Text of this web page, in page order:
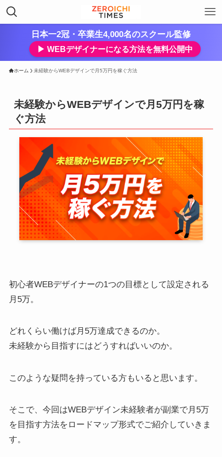
日本一2冠・卒業生4,000名のスクール監修
▶︎ WEBデザイナーになる方法を無料公開中
ホーム 未経験からWEBデザインで月5万円を稼ぐ方法
未経験からWEBデザインで月5万円を稼
ぐ方法
初心者WEBデザイナーの1つの目標として設定される
月5万。
どれくらい働けば月5万達成できるのか。
未経験から目指すにはどうすればいいのか。
このような疑問を持っている方もいると思います。
そこで、今回はWEBデザイン未経験者が副業で月5万
を目指す方法をロードマップ形式でご紹介していきま
す。